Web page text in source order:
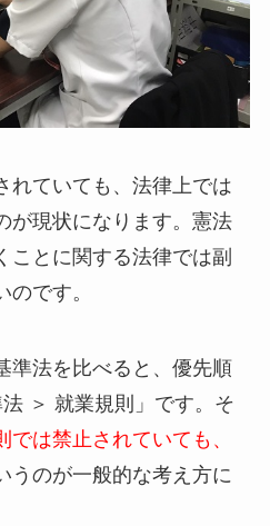
れていても、法律上では
が現状になります。憲法
ことに関する法律では副
です。
準法を比べると、優先順
＞ 就業規則」です。そ
では禁止されていても、
うのが一般的な考え方に